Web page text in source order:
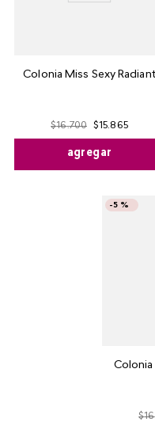
Colonia Miss Sexy Radiant
$16.700 $15.865
agregar
Colonia
-5 %
$16